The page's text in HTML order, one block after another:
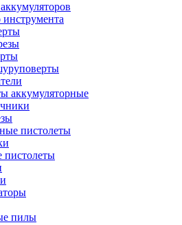
аккумуляторные
пистолеты
пистолеты
пилы